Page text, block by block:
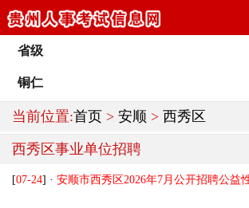
省级
铜仁
当前位置:首页 > 安顺 > 西秀区
西秀区事业单位招聘
[07-24] · 安顺市西秀区2026年7月公开招聘公益